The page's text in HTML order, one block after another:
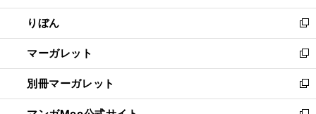
開
く
ウ
で
開
く
ン
ド
ウ
で
開
く
ウ
ィ
ン
ド
ウ
で
開
りぼん
新
し
い
ウ
ィ
ン
マーガレット
新
し
い
ウ
別冊マーガレット
新
し